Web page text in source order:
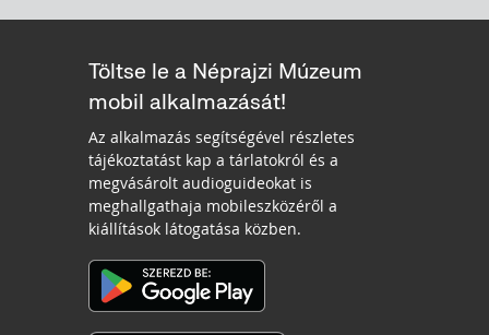
Töltse le a Néprajzi Múzeum
mobil alkalmazását!
Az alkalmazás segítségével részletes
tájékoztatást kap a tárlatokról és a
megvásárolt audioguideokat is
meghallgathaja mobileszközéről a
kiállítások látogatása közben.